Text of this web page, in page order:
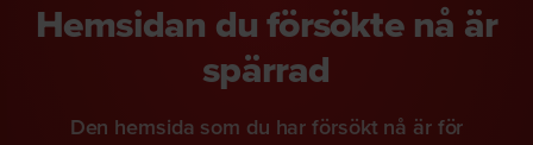
Hemsidan du försökte nå är
spärrad
Den hemsida som du har försökt nå är för